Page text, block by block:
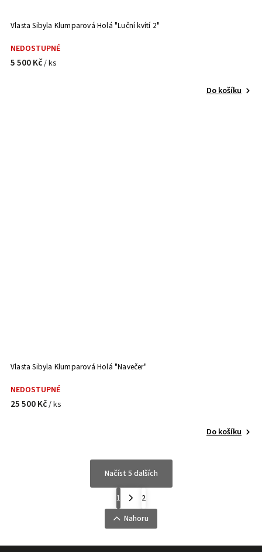
Vlasta Sibyla Klumparová Holá "Luční kvítí 2"
NEDOSTUPNÉ
5 500 Kč/ ks
Do košíku
Vlasta Sibyla Klumparová Holá "Navečer"
NEDOSTUPNÉ
25 500 Kč/ ks
Do košíku
Načíst 5 dalších
1
2
Nahoru